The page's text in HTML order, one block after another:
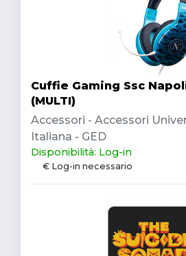
Cuffie Gaming Ssc
(MULTI)
Accessori - Accessori
Italiana - GED
Disponibilità: Log-in
€ Log-in necessario